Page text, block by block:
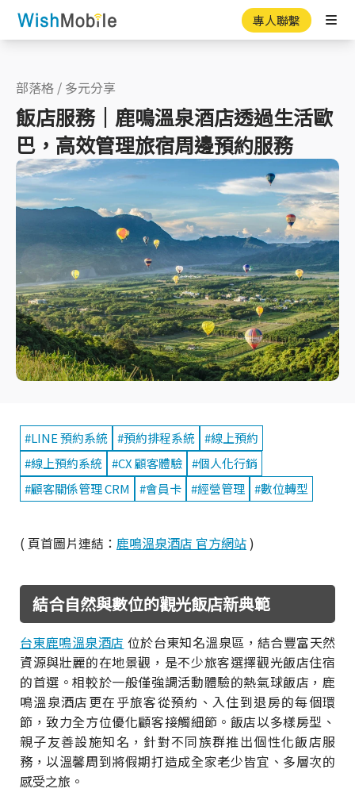
專人聯繫
部落格 / 多元分享
飯店服務｜鹿鳴溫泉酒店透過生活歐
巴，高效管理旅宿周邊預約服務
#LINE 預約系統 #預約排程系統 #線上預約
#線上預約系統 #CX 顧客體驗 #個人化行銷
#顧客關係管理 CRM
#會員卡 #經營管理 #數位轉型
( 頁首圖片連結： 鹿鳴溫泉酒店 官方網站)
結合自然與數位的觀光飯店新典範
台東鹿鳴溫泉酒店 位於台東知名溫泉區，結合豐富天然
資源與壯麗的在地景觀，是不少旅客選擇觀光飯店住宿
的首選。相較於一般僅強調活動體驗的熱氣球飯店，鹿
鳴溫泉酒店更在乎旅客從預約、入住到退房的每個環
節，致力全方位優化顧客接觸細節。飯店以多樣房型、
親子友善設施知名，針對不同族群推出個性化飯店服
務，以溫馨周到將假期打造成全家老少皆宜、多層次的
感受之旅。